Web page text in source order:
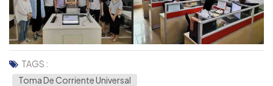
TAGS :
Toma De Corriente Universal